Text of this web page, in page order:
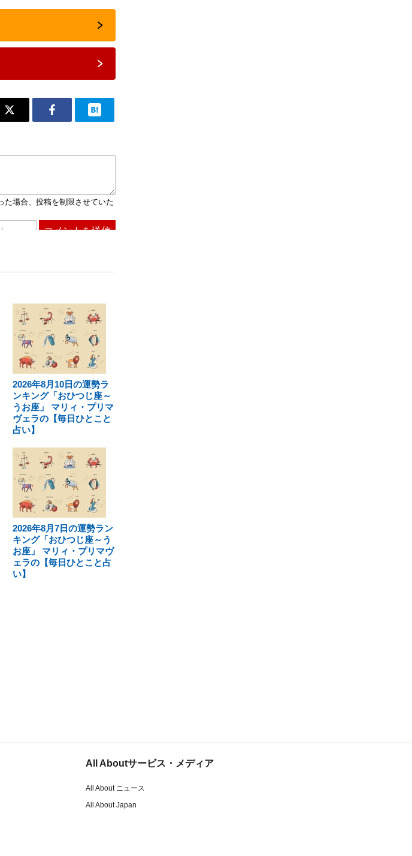
2026年8月10日の運勢ラ
ンキング「おひつじ座～
うお座」 マリィ・プリマ
ヴェラの【毎日ひとこと
占い】
2026年8月7日の運勢ラン
キング「おひつじ座～う
お座」 マリィ・プリマヴ
ェラの【毎日ひとこと占
い】
All Aboutサービス・メディア
All About ニュース
All About Japan